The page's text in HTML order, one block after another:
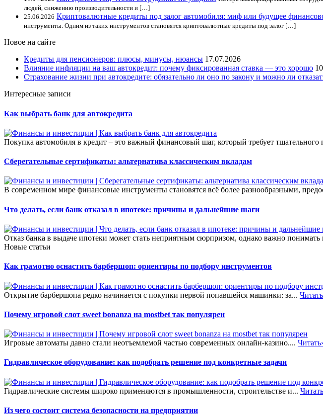
людей, снижению производительности и […]
25.06.2026 Криптовалютные кредиты под залог автомобиля: миф или будущее
инструменты. Одним из таких инструментов становятся криптовалютные кредиты под залог […]
Новое на сайте
Кредиты для пенсионеров: плюсы, минусы, нюансы 17.07.2026
Влияние инфляции на ваш автокредит: почему фиксированная ставка — это хорошо
Страхование жизни при автокредите: обязательно ли оно по закону и можно ли
Интересные записи
Как выбрать банк для автокредита
Покупка автомобиля в кредит – это важный финансовый шаг, который требует тщательного
Сберегательные сертификаты: альтернатива классическим вкладам
В современном мире финансовые инструменты становятся всё более разнообразными,
Что делать, если банк отказал в ипотеке: причины и дальнейшие шаги
Отказ банка в выдаче ипотеки может стать неприятным сюрпризом, однако важно
Новые статьи
Как грамотно оснастить барбершоп: ориентиры по подбору инструментов
Открытие барбершопа редко начинается с покупки первой попавшейся машинки: за...
Почему игровой слот sweet bonanza на mostbet так популярен
Игровые автоматы давно стали неотъемлемой частью современных онлайн-казино....
Гидравлическое оборудование: как подобрать решение под конкретные задачи
Гидравлические системы широко применяются в промышленности, строительстве и...
Из чего состоит система безопасности на предприятии